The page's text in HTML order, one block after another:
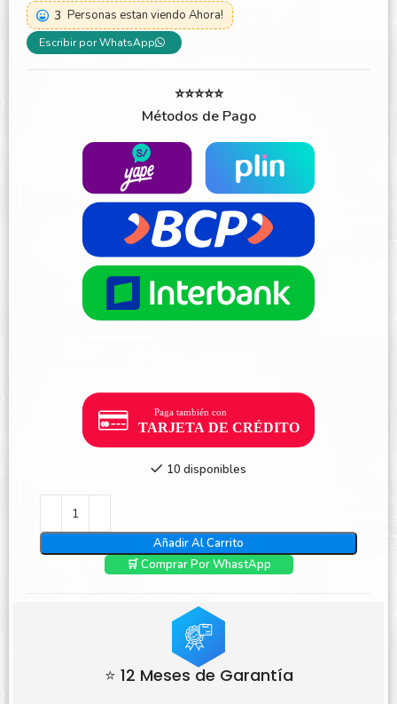
3 Personas estan viendo Ahora!
Escribir por WhatsApp
⭐⭐⭐⭐⭐
Métodos de Pago
10 disponibles
Añadir Al Carrito
🛒 Comprar Por WhastApp
⭐ 12 Meses de Garantía